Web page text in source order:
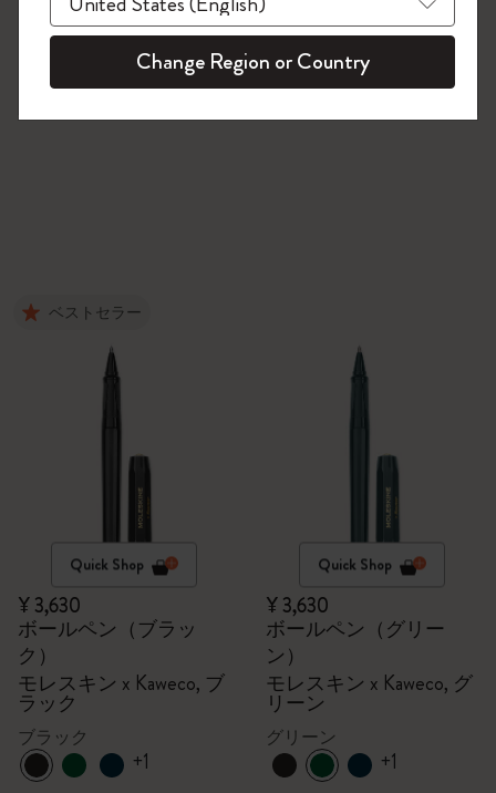
ベストセラー
Quick Shop
¥ 3,630
ボールペン（ブラッ
ク）
モレスキン x Kaweco, ブ
ラック
ブラック
+1
Quick Shop
¥ 3,630
ボールペン（グリー
ン）
モレスキン x Kaweco, グ
リーン
グリーン
+1
今すぐ会員登録 !
Change Region or Country